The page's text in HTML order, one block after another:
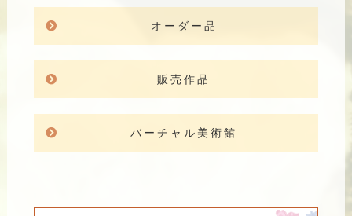
オーダー品
販売作品
バーチャル美術館